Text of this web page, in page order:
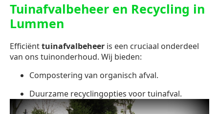
Tuinafvalbeheer en Recycling in
Lummen
Efficiënttuinafvalbeheer is een cruciaal onderdeel
van ons tuinonderhoud. Wij bieden:
Compostering van organisch afval.
Duurzame recyclingopties voor tuinafval.